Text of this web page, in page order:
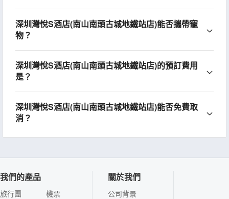
深圳灣悅S酒店(南山南頭古城地鐵站店)能否攜帶寵
物？
深圳灣悅S酒店(南山南頭古城地鐵站店)的預訂費用
是？
深圳灣悅S酒店(南山南頭古城地鐵站店)能否免費取
消？
我們的產品
旅行團
機票
關於我們
公司背景